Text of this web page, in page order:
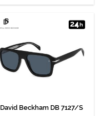
David Beckham DB 7127/S